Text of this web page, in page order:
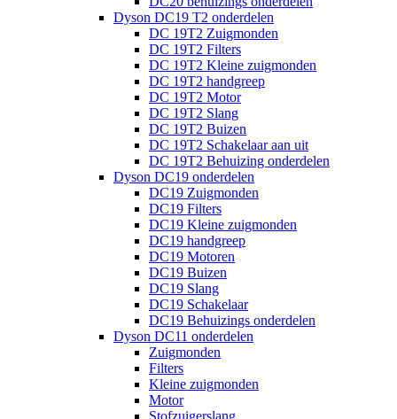
Dyson DC19 T2 onderdelen
DC 19T2 Zuigmonden
DC 19T2 Filters
DC 19T2 Kleine zuigmonden
DC 19T2 handgreep
DC 19T2 Motor
DC 19T2 Slang
DC 19T2 Buizen
DC 19T2 Schakelaar aan uit
DC 19T2 Behuizing onderdelen
Dyson DC19 onderdelen
DC19 Zuigmonden
DC19 Filters
DC19 Kleine zuigmonden
DC19 handgreep
DC19 Motoren
DC19 Buizen
DC19 Slang
DC19 Schakelaar
DC19 Behuizings onderdelen
Dyson DC11 onderdelen
Zuigmonden
Filters
Kleine zuigmonden
Motor
Stofzuigerslang